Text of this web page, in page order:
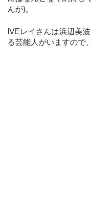
んが)。
IVEレイさんは浜辺美
る芸能人がいますので